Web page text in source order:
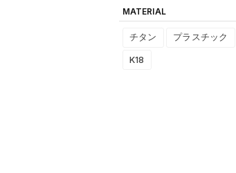
MATERIAL
チタン プラスチック
K18